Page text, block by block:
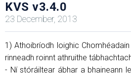
KVS v3.4.0
23 December, 2013
1) Athoibríodh loighic
rinneadh roinnt athruithe
- Ní stóráiltear ábhar a bhaineann